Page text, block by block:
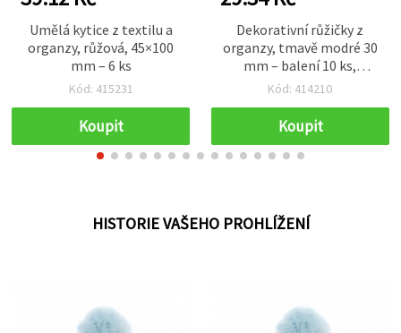
Umělá kytice z textilu a
organzy, růžová, 45×100
mm – 6 ks
Kód: 415231
Koupit
Dekorativní růžičky z
organzy, tmavě modré 30
mm – balení 10 ks,
květinové ozdoby pro
šití a vlasové doplňky
Kód: 414210
Koupit
HISTORIE VAŠEHO PROHLÍŽENÍ